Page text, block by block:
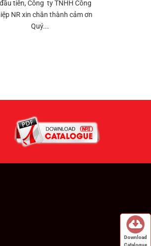
tiên, Công ty TNHH Công
NR xin chân thành cảm ơn
Quý...
Download
Catalogue